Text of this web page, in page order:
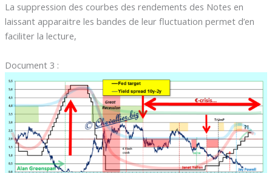
La suppression des courbes des rendements des Notes en
laissant apparaitre les bandes de leur fluctuation permet d’en
faciliter la lecture,
Document 3 :